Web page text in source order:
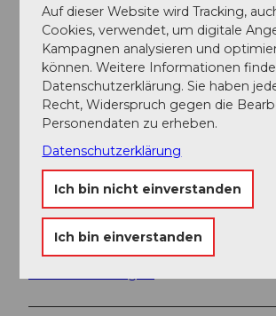
Schüpfheim fahren Sie mit den
Söernberg "Glaubenbielen, Parkplatz".
gibt nur wenige Kurse pro Tag auf den
Pass.
Planen Sie Ihre Reise mit demSBB
Weitere Infos / Links
Sörenberg Flühli Tourismus
Rothornstrasse 21
CH-6174 Sörenberg
Telefon +41 (0)41 488 11 85
Auf dieser Website wird Tracking,
Cookies, verwendet, um digitale
Kampagnen analysieren und
können. Weitere Informationen
Datenschutzerklärung. Sie haben
Recht, Widerspruch gegen die
Personendaten zu erheben.
Datenschutzerklärung
Ich bin nicht einverstanden
Ich bin einverstanden